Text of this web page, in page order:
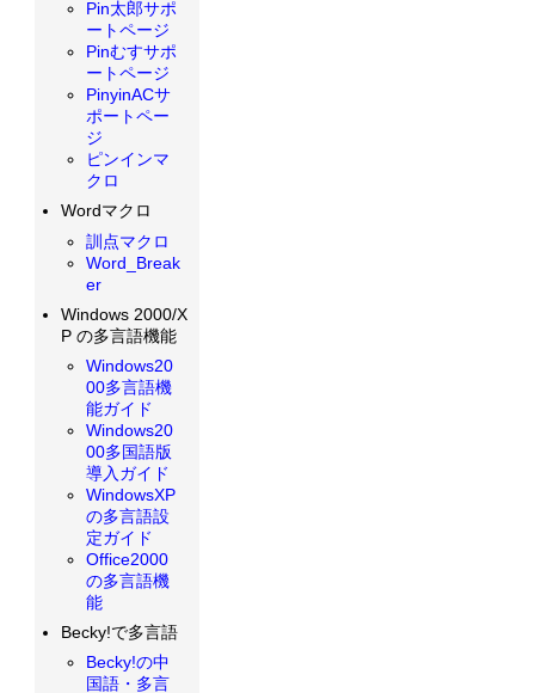
Pin太郎サポ
ートページ
Pinむすサポ
ートページ
PinyinACサ
ポートペー
ジ
ピンインマ
クロ
Wordマクロ
訓点マクロ
Word_Break
er
Windows 2000/X
P の多言語機能
Windows20
00多言語機
能ガイド
Windows20
00多国語版
導入ガイド
WindowsXP
の多言語設
定ガイド
Office2000
の多言語機
能
Becky!で多言語
Becky!の中
国語・多言